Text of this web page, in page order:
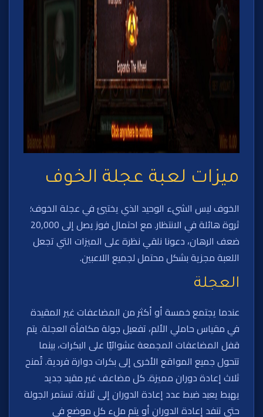
ميزات لعبة عجلة الخوف
الخوف ليس الشيء الوحيد الذي يختبئ في عجلة الخوف؛
ثروة هائلة في الانتظار. مع احتمال فوز يصل إلى 20,000
ضعف الرهان، دعونا نلقي نظرة على الميزات التي تجعل
اللعبة مجزية بشكل محتمل لجميع اللاعبين.
العجلة
عندما يجتمع خمسة أو أكثر من المضاعفات غير المقيدة
في مقياس حاملي الألم، تفعيل جولة مكافأة العجلة. يتم
قفل المضاعفات المجمعة عشوائيًا على البكرات، بينما
تتحول جميع المواقع الأخرى إلى بكرات دوارة فردية. تُمنح
ثلاث إعادة دوران مميزة. كل مضاعف غير مقيد جديد
يهبط يعيد ضبط عدد إعادة الدوران إلى ثلاثة. تستمر الجولة
حتى تنفد إعادة الدوران أو يتم ملء كل موضع في